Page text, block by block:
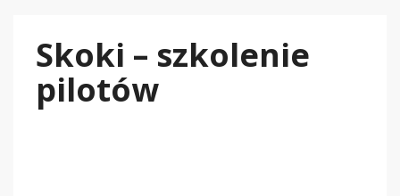
Skoki – szkolenie
pilotów